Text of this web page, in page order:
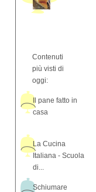
Contenuti
più visti di
oggi:
Il pane fatto in
casa
La Cucina
Italiana - Scuola
di...
Schiumare